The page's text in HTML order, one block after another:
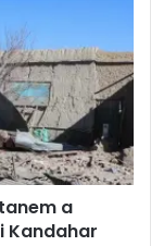
a
Kandahar